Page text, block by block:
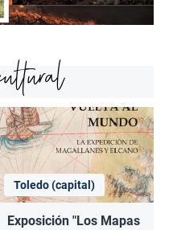
Toledo (capital)
Exposición "Los Mapas